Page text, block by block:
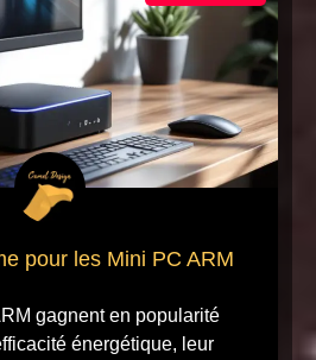
pour les Mini PC ARM
gagnent en popularité
énergétique, leur